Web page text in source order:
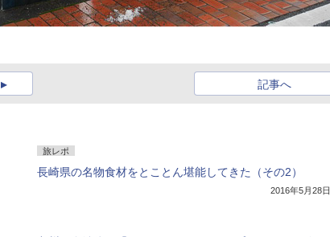
記事へ
旅レポ
長崎県の名物食材をとことん堪能してきた（その2）
2016年5月28日